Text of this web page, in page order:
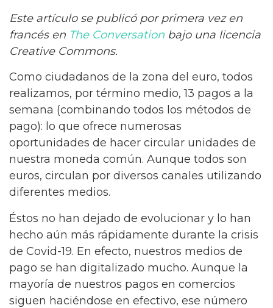
Este artículo se publicó por primera vez en
francés en The Conversation bajo una licencia
Creative Commons.
Como ciudadanos de la zona del euro, todos
realizamos, por término medio, 13 pagos a la
semana (combinando todos los métodos de
pago): lo que ofrece numerosas
oportunidades de hacer circular unidades de
nuestra moneda común. Aunque todos son
euros, circulan por diversos canales utilizando
diferentes medios.
Éstos no han dejado de evolucionar y lo han
hecho aún más rápidamente durante la crisis
de Covid-19. En efecto, nuestros medios de
pago se han digitalizado mucho. Aunque la
mayoría de nuestros pagos en comercios
siguen haciéndose en efectivo, ese número